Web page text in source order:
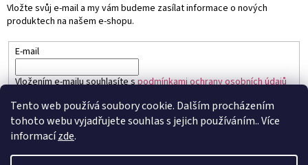
Tento web používá soubory cookie. Dalším procházením
tohoto webu vyjadřujete souhlas s jejich používáním.. Více
informacízde.
Vložte svůj e-mail a my vám budeme zasílat informace o nových
produktech na našem e-shopu.
E-mail
Vložením e-mailu souhlasíte spodmínkami ochrany osobních údajů
PŘIHLÁSIT SE